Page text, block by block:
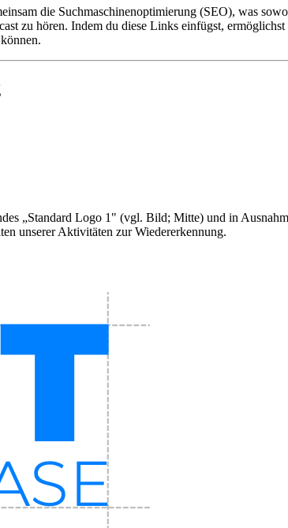
die Suchmaschinenoptimierung (SEO), was
zu hören. Indem du diese Links einfügst,
„Standard Logo 1" (vgl. Bild; Mitte) und in
unserer Aktivitäten zur Wiedererkennung.